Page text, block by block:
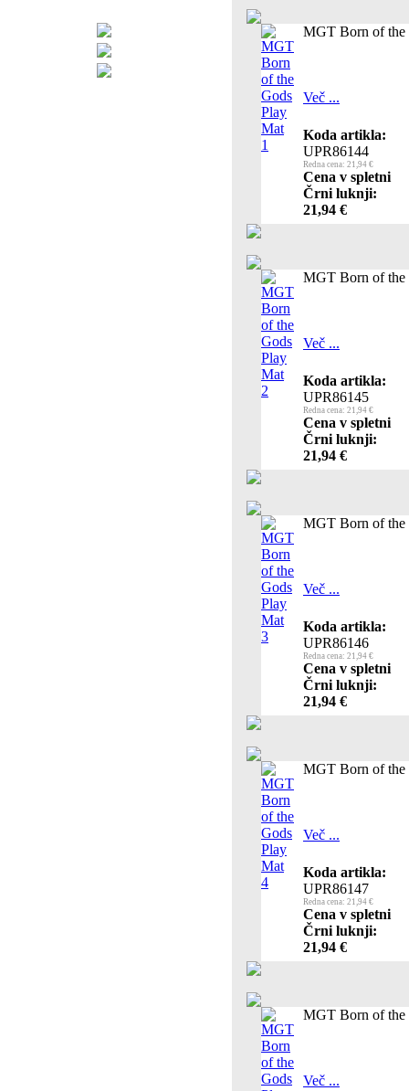
MGT Born of the
Več ...
Koda artikla:
UPR86144
Redna cena: 21,94 €
Cena v spletni
Črni luknji:
21,94 €
MGT Born of the
Več ...
Koda artikla:
UPR86145
Redna cena: 21,94 €
Cena v spletni
Črni luknji:
21,94 €
MGT Born of the
Več ...
Koda artikla:
UPR86146
Redna cena: 21,94 €
Cena v spletni
Črni luknji:
21,94 €
MGT Born of the
Več ...
Koda artikla:
UPR86147
Redna cena: 21,94 €
Cena v spletni
Črni luknji:
21,94 €
MGT Born of the
Več ...